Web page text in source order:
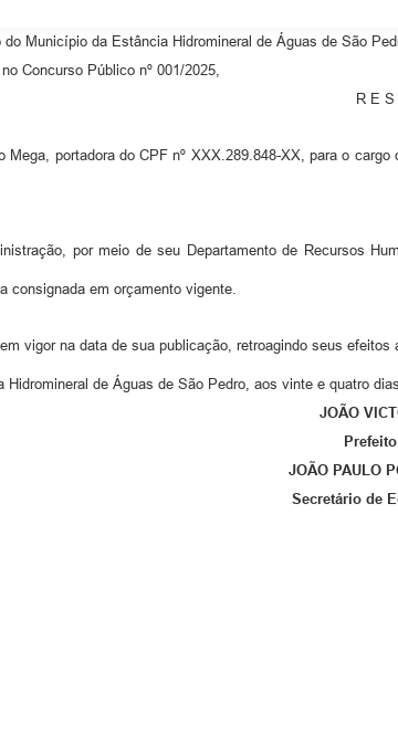
Município da Estância Hidromineral de Águas de São
Concurso Público nº 001/2025,
R E
Mega, portadora do CPF nº XXX.289.848-XX, para o
por meio de seu Departamento de Recursos
consignada em orçamento vigente.
vigor na data de sua publicação, retroagindo seus efeitos
Hidromineral de Águas de São Pedro, aos vinte e quatro
JOÃO
JOÃO PAULO
Secretário de